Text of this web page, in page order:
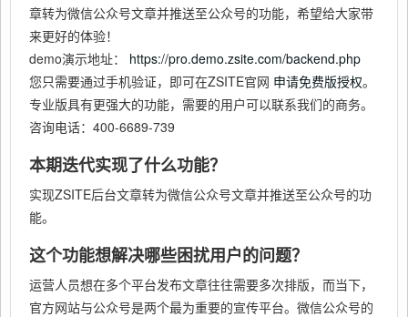
章转为微信公众号文章并推送至公众号的功能，希望给大家带
来更好的体验！
demo演示地址： https://pro.demo.zsite.com/backend.php
您只需要通过手机验证，即可在ZSITE官网 申请免费版授权。
专业版具有更强大的功能，需要的用户可以联系我们的商务。
咨询电话：400-6689-739
本期迭代实现了什么功能？
实现ZSITE后台文章转为微信公众号文章并推送至公众号的功
能。
这个功能想解决哪些困扰用户的问题？
运营人员想在多个平台发布文章往往需要多次排版，而当下，
官方网站与公众号是两个最为重要的宣传平台。微信公众号的